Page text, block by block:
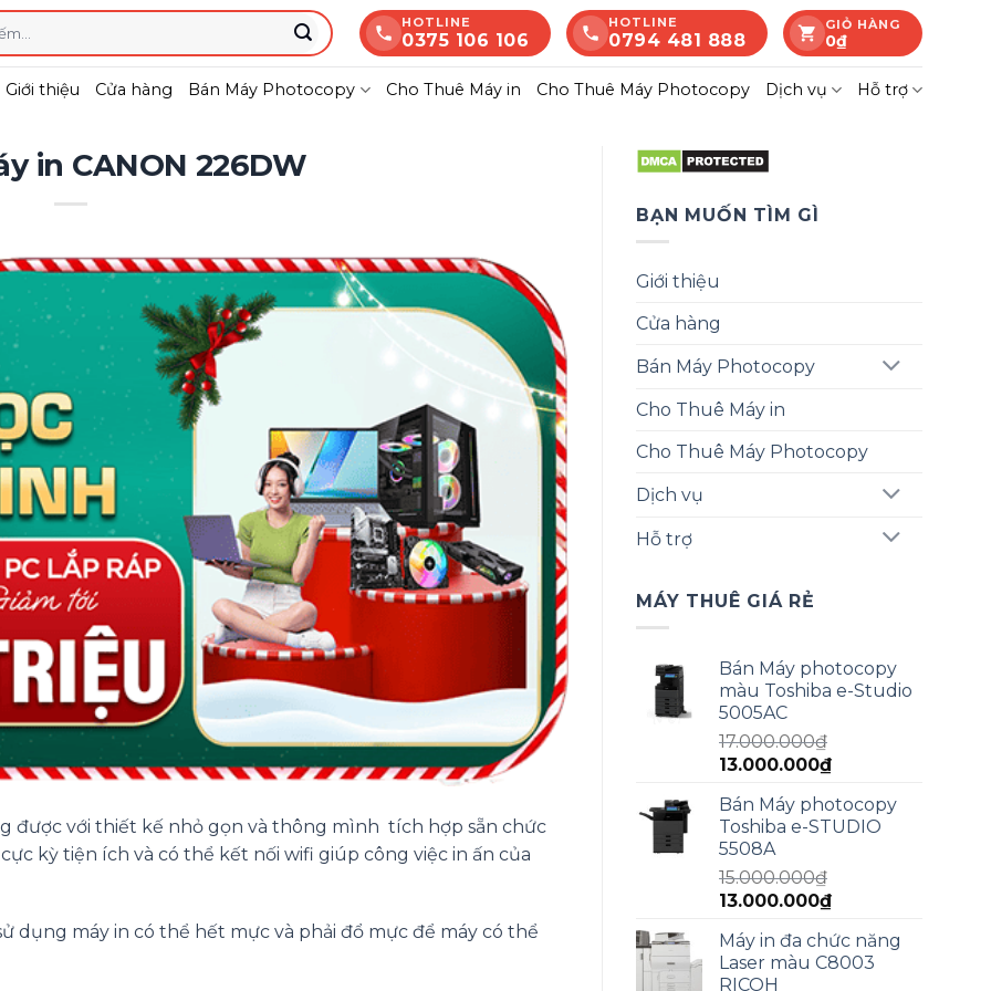
HOTLINE
0375 106 106
HOTLINE
0794 481 888
GIỎ HÀNG
0₫
Giới thiệu Cửa hàng Bán Máy Photocopy Cho Thuê Máy in Cho Thuê Máy Photocopy Dịch vụ Hỗ trợ
in CANON 226DW
được với thiết kế nhỏ gọn và thông mình tích hợp sẵn chức
kỳ tiện ích và có thể kết nối wifi giúp công việc in ấn của
dụng máy in có thể hết mực và phải đổ mực để máy có thể
BẠN MUỐN TÌM GÌ
Giới thiệu
Cửa hàng
Bán Máy Photocopy
Cho Thuê Máy in
Cho Thuê Máy Photocopy
Dịch vụ
Hỗ trợ
MÁY THUÊ GIÁ RẺ
Bán Máy photocopy
màu Toshiba e-Studio
5005AC
17.000.000₫
Giá
là:
17.000.000₫.
13.000.000₫Giá
tại
là:
Bán Máy photocopy
Toshiba e-STUDIO
5508A
15.000.000₫
Giá
là:
15.000.000₫.
13.000.000₫Giá
tại
là:
Máy in đa chức năng
Laser màu C8003
RICOH